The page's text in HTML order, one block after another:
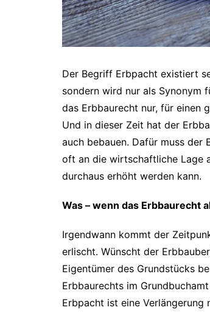
Der Begriff Erbpacht existiert
sondern wird nur als Synonym
das Erbbaurecht nur, für einen
Und in dieser Zeit hat der
auch bebauen. Dafür muss der
oft an die wirtschaftliche Lage
durchaus erhöht werden kann.
Was – wenn das Erbbaurecht
Irgendwann kommt der
erlischt. Wünscht der
Eigentümer des Grundstücks
Erbbaurechts im
Erbpacht ist eine Verlängerung